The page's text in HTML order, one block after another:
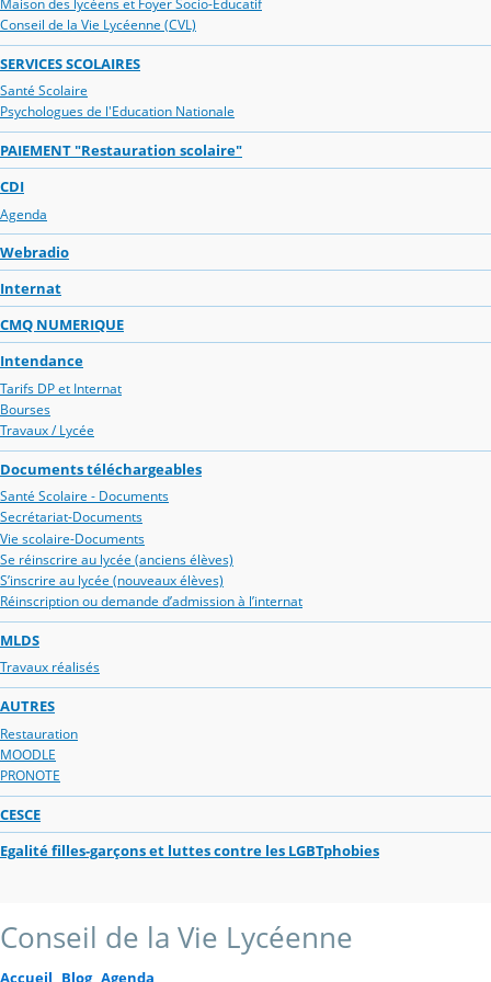
Conseil de la Vie Lycéenne (CVL)
SERVICES SCOLAIRES
Santé Scolaire
Psychologues de l'Education Nationale
PAIEMENT "Restauration scolaire"
CDI
Agenda
Webradio
Internat
CMQ NUMERIQUE
Intendance
Tarifs DP et Internat
Bourses
Travaux / Lycée
Documents téléchargeables
Santé Scolaire - Documents
Secrétariat-Documents
Vie scolaire-Documents
Se réinscrire au lycée (anciens élèves)
S’inscrire au lycée (nouveaux élèves)
Réinscription ou demande d’admission à l’internat
MLDS
Travaux réalisés
AUTRES
Restauration
MOODLE
PRONOTE
CESCE
Egalité filles-garçons et luttes contre les LGBTphobies
Conseil de la Vie Lycéenne
Accueil Blog Agenda